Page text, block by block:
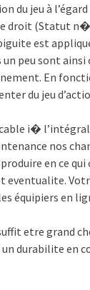
du jeu à
droit (Statut
est
peu sont ainsi
En
du jeu
i�
nos
en ce
eventualite.
équipiers en
etre grand
un durabilite en